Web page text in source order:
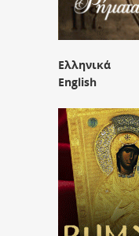
Ελληνικά
English